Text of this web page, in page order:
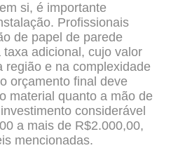
si, é importante
Profissionais
de papel de parede
adicional, cujo valor
região e na complexidade
orçamento final deve
material quanto a mão de
considerável
a mais de R$2.000,00,
mencionadas.